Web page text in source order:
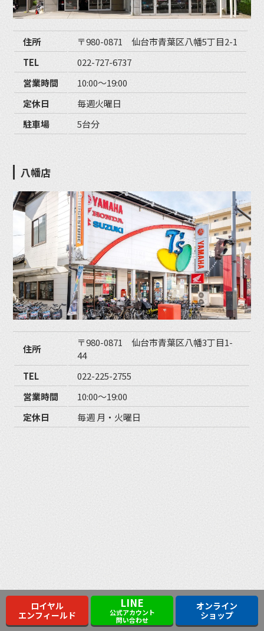
住所
〒980-0871 仙台市青葉区八幡5丁目2-1
TEL
022-727-6737
営業時間
10:00〜19:00
定休日
毎週火曜日
駐車場
5台分
八幡店
住所
〒980-0871 仙台市青葉区八幡3丁目1-
44
TEL
022-225-2755
営業時間
10:00〜19:00
定休日
毎週 月・火曜日
サイトマップ
ロイヤル
エンフィールド
LINE
公式アカウント
問い合わせ
オンライン
ショップ